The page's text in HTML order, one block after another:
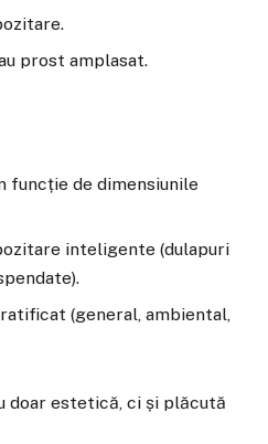
prost amplasat.
funcție de dimensiunile
inteligente (dulapuri
(general, ambiental,
doar estetică, ci și plăcută